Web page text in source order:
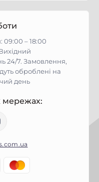
09:00 – 18:00
24/7. Замовлення,
оброблені на
день
мережах: